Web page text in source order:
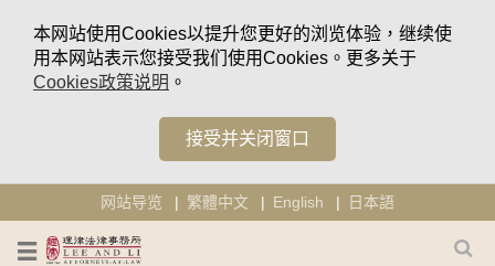
本网站使用Cookies以提升您更好的浏览体验，继续使
用本网站表示您接受我们使用Cookies。更多关于
Cookies政策说明 。
接受并关闭窗口
网站导览 繁體中文 English 日本語